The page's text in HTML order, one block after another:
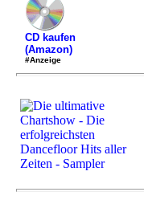
CD kaufen
(Amazon)
#Anzeige